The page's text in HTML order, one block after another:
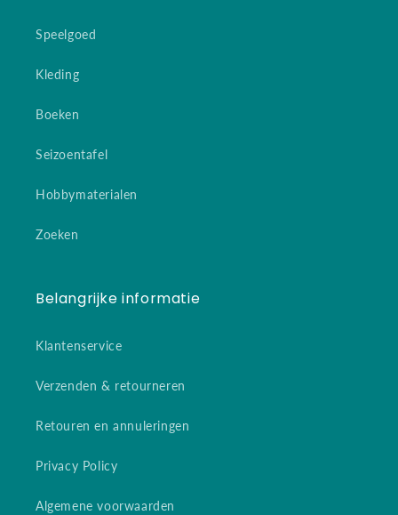
Speelgoed
Kleding
Boeken
Seizoentafel
Hobbymaterialen
Zoeken
Belangrijke informatie
Klantenservice
Verzenden & retourneren
Retouren en annuleringen
Privacy Policy
Algemene voorwaarden